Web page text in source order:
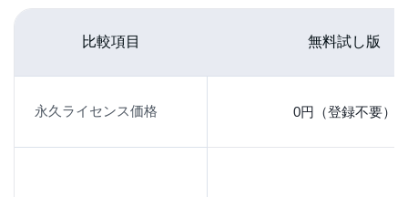
比較項目
永久ライセンス価格
無料試し版
0円（登録不要）